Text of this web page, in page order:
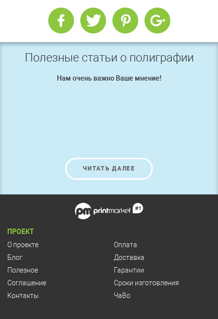
Полезные статьи о полиграфии
Нам очень важно Ваше мнение!
ЧИТАТЬ ДАЛЕЕ
ПРОЕКТ
О проекте
Блог
Полезное
Соглашение
Контакты
Оплата
Доставка
Гарантии
Сроки изготовления
ЧаВо